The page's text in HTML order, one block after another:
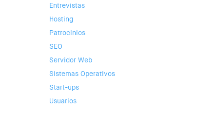
Entrevistas
Hosting
Patrocinios
SEO
Servidor Web
Sistemas Operativos
Start-ups
Usuarios